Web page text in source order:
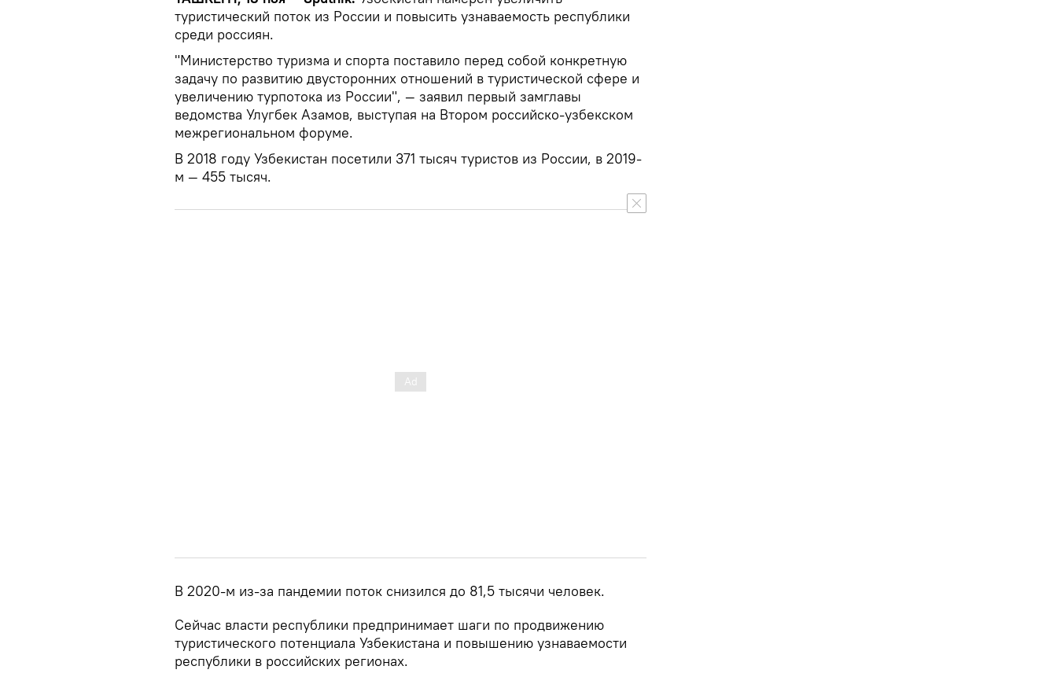
туристический поток из России и повысить узнаваемость республики
среди россиян.
"Министерство туризма и спорта поставило перед собой конкретную
задачу по развитию двусторонних отношений в туристической сфере и
увеличению турпотока из России", — заявил первый замглавы
ведомства Улугбек Азамов, выступая на Втором российско-узбекском
межрегиональном форуме.
В 2018 году Узбекистан посетили 371 тысяч туристов из России, в 2019-
м — 455 тысяч.
В 2020-м из-за пандемии поток снизился до 81,5 тысячи человек.
Сейчас власти республики предпринимает шаги по продвижению
туристического потенциала Узбекистана и повышению узнаваемости
республики в российских регионах.